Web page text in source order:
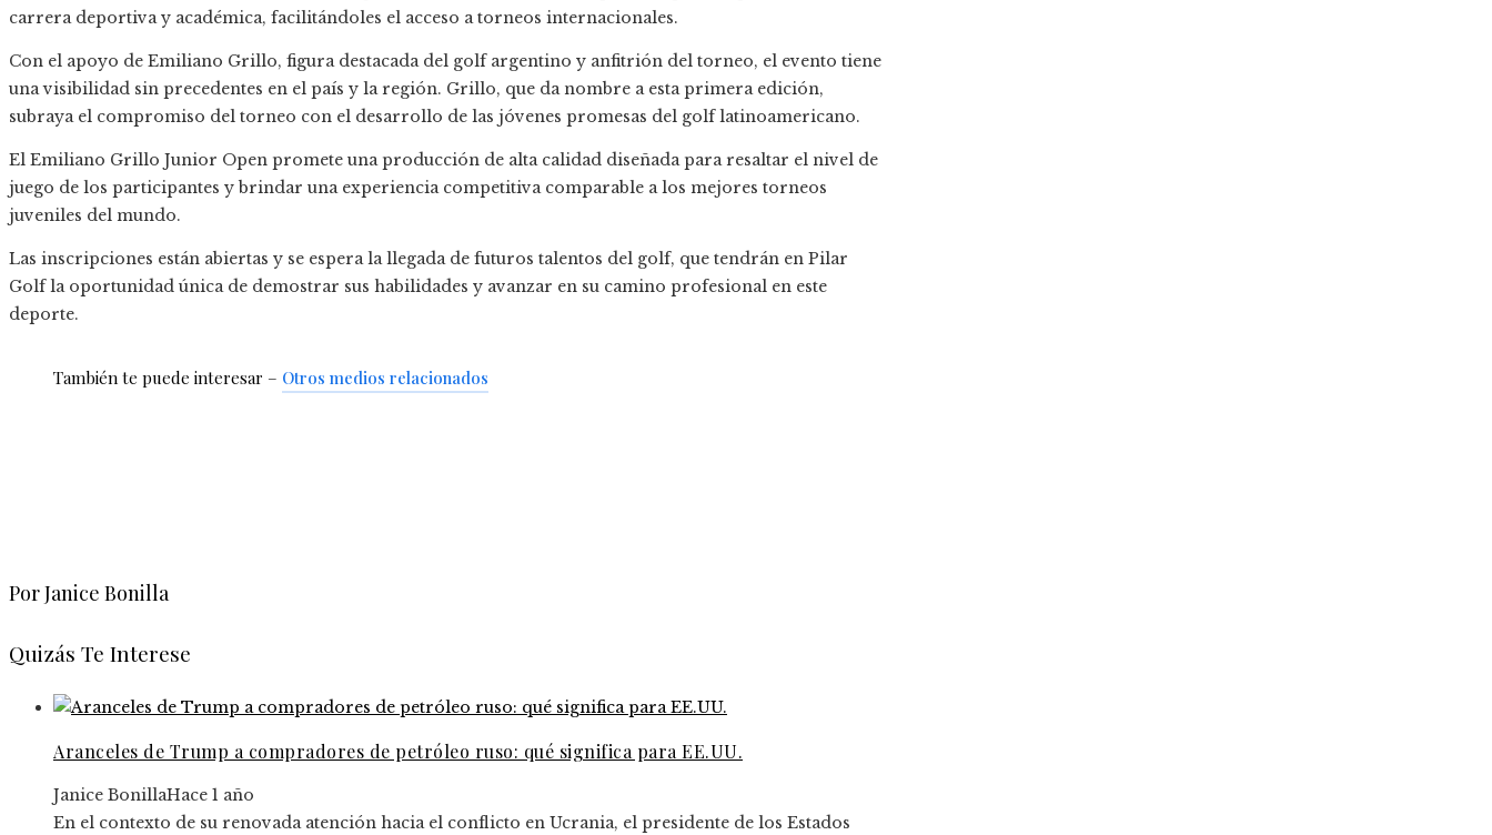
carrera deportiva y académica, facilitándoles el acceso a torneos internacionales.
Con el apoyo de Emiliano Grillo, figura destacada del golf argentino y anfitrión del torneo, el evento tiene
una visibilidad sin precedentes en el país y la región. Grillo, que da nombre a esta primera edición,
subraya el compromiso del torneo con el desarrollo de las jóvenes promesas del golf latinoamericano.
El Emiliano Grillo Junior Open promete una producción de alta calidad diseñada para resaltar el nivel de
juego de los participantes y brindar una experiencia competitiva comparable a los mejores torneos
juveniles del mundo.
Las inscripciones están abiertas y se espera la llegada de futuros talentos del golf, que tendrán en Pilar
Golf la oportunidad única de demostrar sus habilidades y avanzar en su camino profesional en este
deporte.
También te puede interesar – Otros medios relacionados
Por Janice Bonilla
Quizás Te Interese
Aranceles de Trump a compradores de petróleo ruso: qué significa para EE.UU.
Janice BonillaHace 1 año
En el contexto de su renovada atención hacia el conflicto en Ucrania, el presidente de los Estados